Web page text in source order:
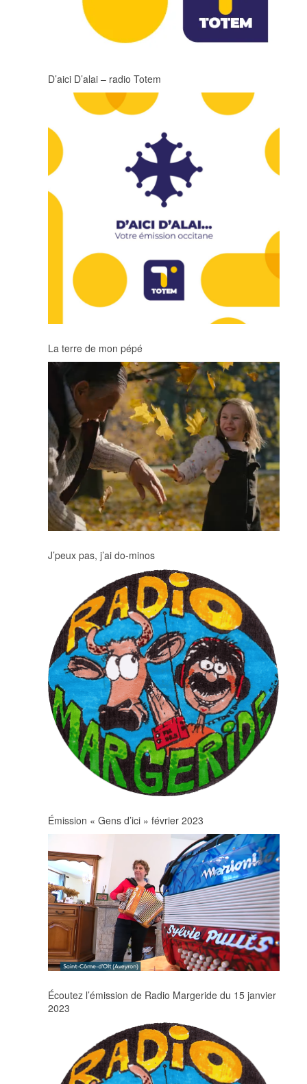
D’aici D’alai – radio Totem
La terre de mon pépé
J’peux pas, j’ai do-minos
Émission « Gens d’ici » février 2023
Écoutez l’émission de Radio Margeride du 15 janvier
2023